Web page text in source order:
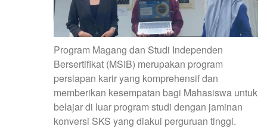
Program Magang dan Studi Independen
Bersertifikat (MSIB) merupakan program
persiapan karir yang komprehensif dan
memberikan kesempatan bagi Mahasiswa untuk
belajar di luar program studi dengan jaminan
konversi SKS yang diakui perguruan tinggi.